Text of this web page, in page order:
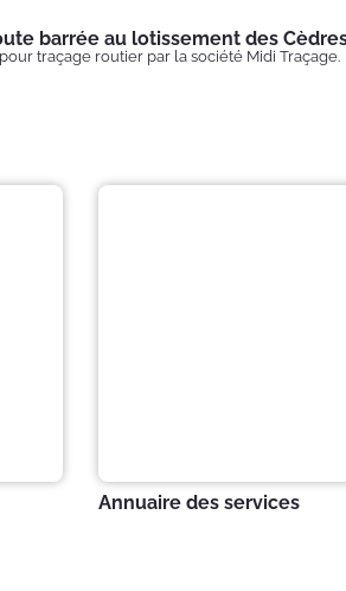
barrée au lotissement des
traçage routier par la société Midi Traçage.
Annuaire des services